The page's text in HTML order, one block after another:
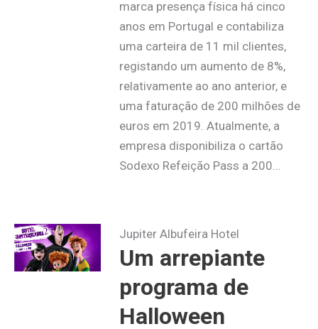
marca presença física há cinco
anos em Portugal e contabiliza
uma carteira de 11 mil clientes,
registando um aumento de 8%,
relativamente ao ano anterior, e
uma faturação de 200 milhões de
euros em 2019. Atualmente, a
empresa disponibiliza o cartão
Sodexo Refeição Pass a 200…
Jupiter Albufeira Hotel
Um arrepiante
programa de
Halloween